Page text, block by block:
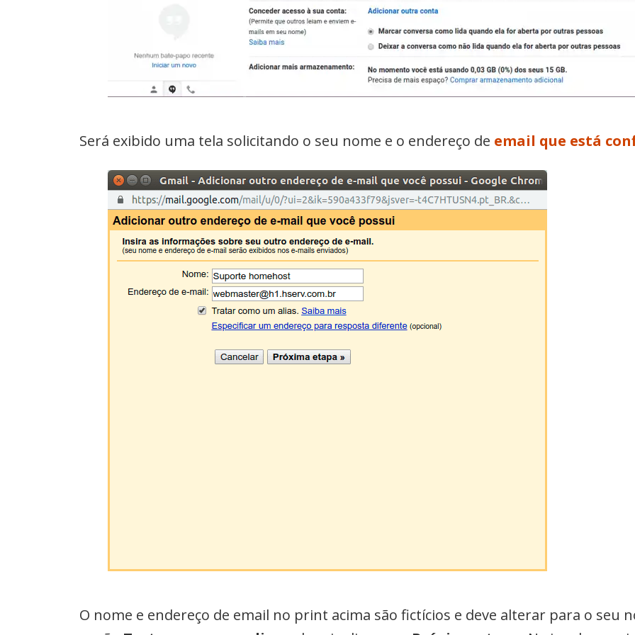
Será exibido uma tela solicitando o seu nome e o endereço de email que está
O nome e endereço de email no print acima são fictícios e deve alterar para o seu